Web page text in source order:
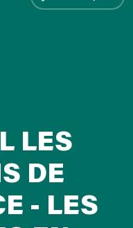
LES
DE
- LES